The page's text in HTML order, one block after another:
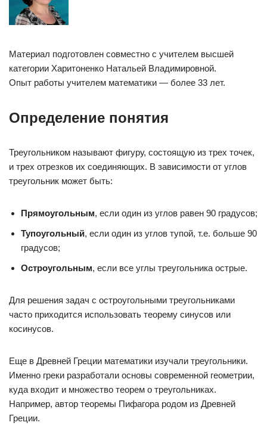
Материал подготовлен совместно с учителем высшей
категории Харитоненко Натальей Владимировной.
Опыт работы учителем математики — более 33 лет.
Определение понятия
Треугольником называют фигуру, состоящую из трех точек,
и трех отрезков их соединяющих. В зависимости от углов
треугольник может быть:
Прямоугольным, если один из углов равен 90 градусов;
Тупоугольный, если один из углов тупой, т.е. больше 90
градусов;
Остроугольным, если все углы треугольника острые.
Для решения задач с остроугольными треугольниками
часто приходится использовать теорему синусов или
косинусов.
Еще в Древней Греции математики изучали треугольники.
Именно греки разработали основы современной геометрии,
куда входит и множество теорем о треугольниках.
Например, автор теоремы Пифагора родом из Древней
Греции.